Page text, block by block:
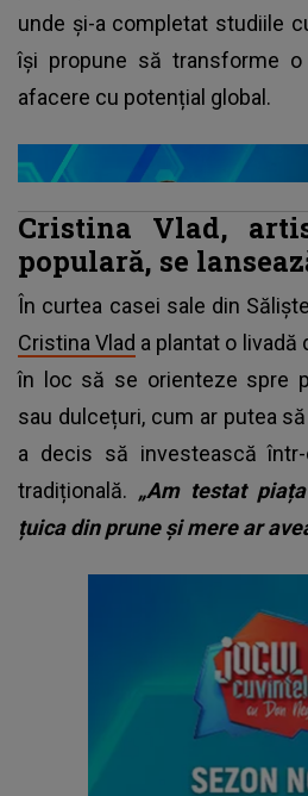
unde și-a completat studiile
își propune să transforme
afacere cu potențial global.
Cristina Vlad,
populară, se
În curtea casei sale din
Cristina Vlad a plantat o
în loc să se orienteze spre
sau dulcețuri, cum ar putea
a decis să investească
tradițională. „Am testat
țuica din prune și mere ar